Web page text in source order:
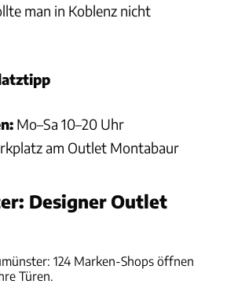
man in Koblenz nicht
Mo–Sa 10–20 Uhr
am Outlet Montabaur
Designer Outlet
124 Marken-Shops öffnen
Türen.